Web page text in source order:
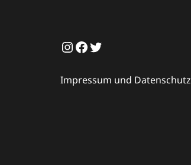
Instagram
Facebook
Twitter
Impressum und Datenschutz